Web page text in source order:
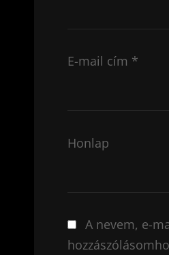
E-mail cím *
Honlap
A nevem, e-